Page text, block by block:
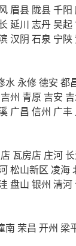
眉县 陇县千阳
延川 志丹吴起
汉阴 石泉 宁陕
水 永修德安 都
吉州 青原 吉安
广昌 信州 广丰
瓦房店 庄河
松山新区 凌海
盘山 银州 清河
南 荣昌 开州 梁